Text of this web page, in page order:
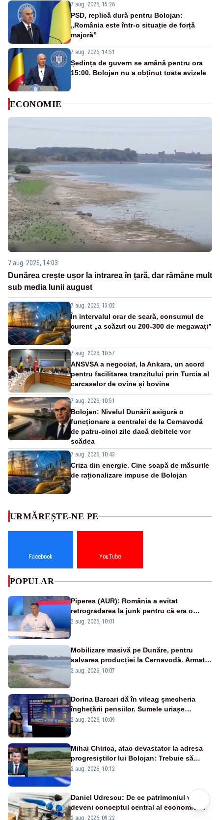
7 aug. 2026, 15:26
PSD, replică dură pentru Bolojan:
„România este într-o situație de forță
majoră”
7 aug. 2026, 14:51
Ședința de guvern se amână pentru ora
15:00. Bolojan nu a obținut toate avizele
ECONOMIE
7 aug. 2026, 14:03
Dunărea crește ușor la intrarea în țară, dar rămâne mult
sub media lunii august
7 aug. 2026, 13:02
În intervalul orar de seară, consumul de
curent „a scăzut cu 200-300 de megawați”
7 aug. 2026, 10:57
ANSVSA a negociat, la Ankara, un acord
pentru facilitarea tranzitului prin Turcia al
carcaselor de ovine și bovine
7 aug. 2026, 10:51
Bolojan: Nivelul Dunării asigură o
funcționare a centralei de la Cernavodă
de patru-cinci zile dacă debitele vor
scădea
7 aug. 2026, 10:43
Criza din energie. Cine scapă de măsurile
de raționalizare impuse de Bolojan
URMĂREȘTE-NE PE
Facebook YouTube
POPULAR
Piperea (AUR): România a evitat
retrogradarea la junk pentru că era o
catastrofă pentru bănci și fondurile de
2 aug. 2026, 10:01
Mobilizare masivă pe Dunăre, pentru
salvarea producției la Cernavodă. Armata
va detona o stâncă și va devia apa
2 aug. 2026, 10:07
Dorina Barcari dă în vileag șmecheria
înghețării pensiilor. Sumele uriașe
pierdute de fiecare român
2 aug. 2026, 10:09
Mihai Chirica, atac devastator la adresa
progresiștilor lui Bolojan: Trebuie să
protejăm și natura, dar nu șținem omaneii
2 aug. 2026, 10:12
Daniel Udrescu: De ce patrimoniul va
deveni conceptul central al economiei
viitoare?
2 aug. 2026, 09:22